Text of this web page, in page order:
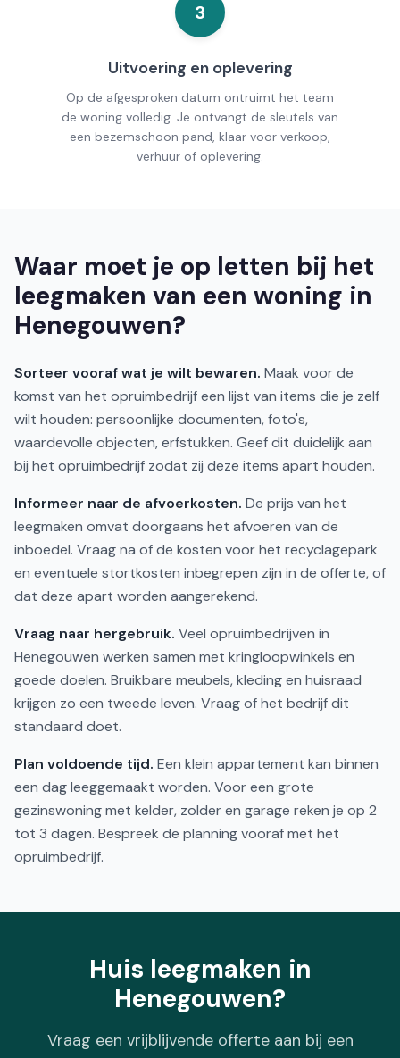
3
Uitvoering en oplevering
Op de afgesproken datum ontruimt het team
de woning volledig. Je ontvangt de sleutels van
een bezemschoon pand, klaar voor verkoop,
verhuur of oplevering.
Waar moet je op letten bij het
leegmaken van een woning in
Henegouwen?
Sorteer vooraf wat je wilt bewaren. Maak voor de
komst van het opruimbedrijf een lijst van items die je zelf
wilt houden: persoonlijke documenten, foto's,
waardevolle objecten, erfstukken. Geef dit duidelijk aan
bij het opruimbedrijf zodat zij deze items apart houden.
Informeer naar de afvoerkosten. De prijs van het
leegmaken omvat doorgaans het afvoeren van de
inboedel. Vraag na of de kosten voor het recyclagepark
en eventuele stortkosten inbegrepen zijn in de offerte, of
dat deze apart worden aangerekend.
Vraag naar hergebruik. Veel opruimbedrijven in
Henegouwen werken samen met kringloopwinkels en
goede doelen. Bruikbare meubels, kleding en huisraad
krijgen zo een tweede leven. Vraag of het bedrijf dit
standaard doet.
Plan voldoende tijd. Een klein appartement kan binnen
een dag leeggemaakt worden. Voor een grote
gezinswoning met kelder, zolder en garage reken je op 2
tot 3 dagen. Bespreek de planning vooraf met het
opruimbedrijf.
Huis leegmaken in
Henegouwen?
Vraag een vrijblijvende offerte aan bij een